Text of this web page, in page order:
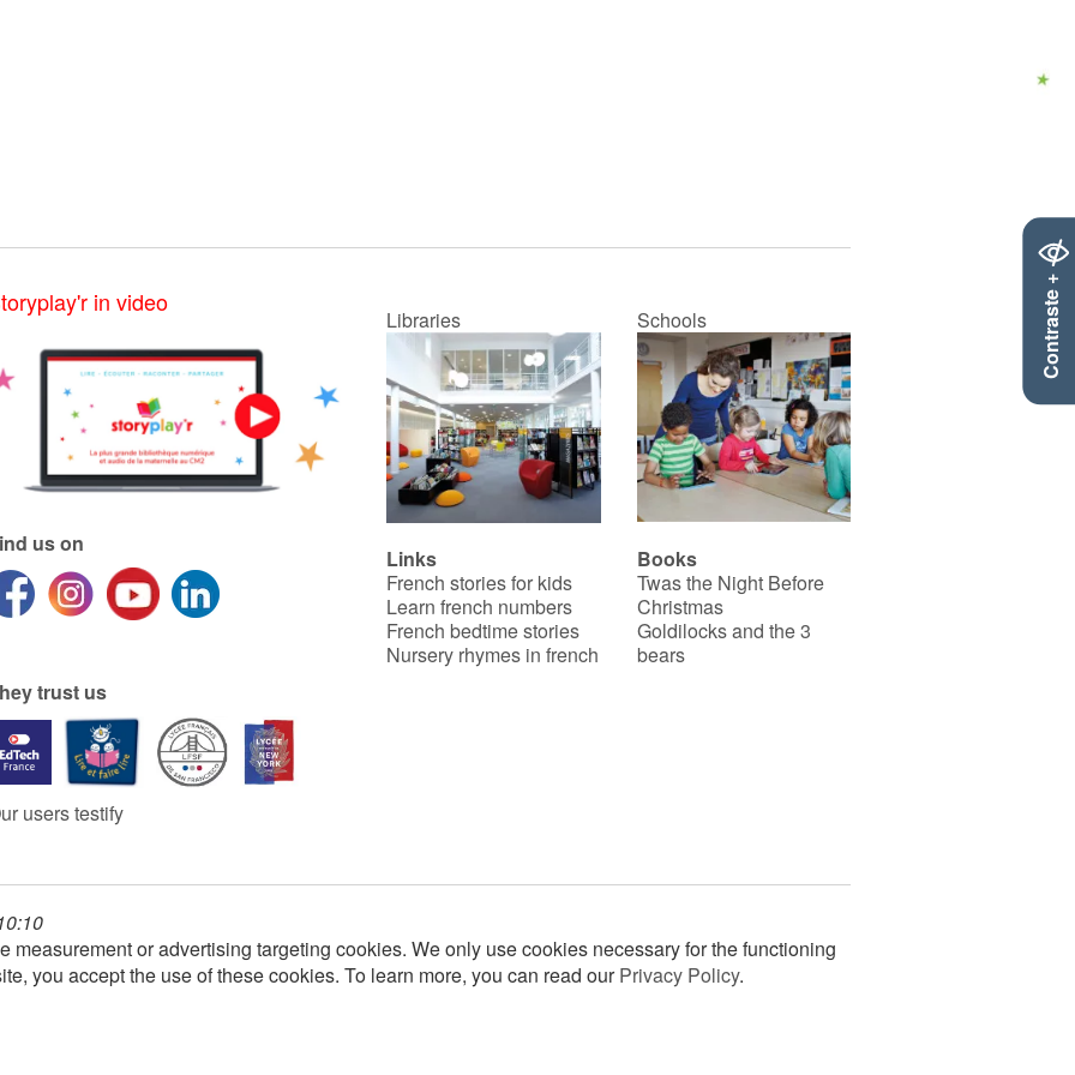
Contraste +
in video
us on
trust us
users testify
Libraries Schools
Links
French stories for kids
Learn french numbers
French bedtime stories
Nursery rhymes in french
Books
Twas the Night Before
Christmas
Goldilocks and the 3
bears
measurement or advertising targeting cookies. We only use cookies necessary for the functioning
you accept the use of these cookies. To learn more, you can read ourPrivacy Policy.